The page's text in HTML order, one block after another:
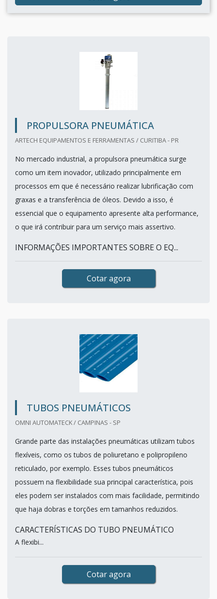
PROPULSORA PNEUMÁTICA
ARTECH EQUIPAMENTOS E FERRAMENTAS / CURITIBA - PR
No mercado industrial, a propulsora pneumática surge
como um item inovador, utilizado principalmente em
processos em que é necessário realizar lubrificação com
graxas e a transferência de óleos. Devido a isso, é
essencial que o equipamento apresente alta performance,
o que irá contribuir para um serviço mais assertivo.
INFORMAÇÕES IMPORTANTES SOBRE O EQ...
Cotar agora
TUBOS PNEUMÁTICOS
OMNI AUTOMATECK / CAMPINAS - SP
Grande parte das instalações pneumáticas utilizam tubos
flexíveis, como os tubos de poliuretano e polipropileno
reticulado, por exemplo. Esses tubos pneumáticos
possuem na flexibilidade sua principal característica, pois
eles podem ser instalados com mais facilidade, permitindo
que haja dobras e torções em tamanhos reduzidos.
CARACTERÍSTICAS DO TUBO PNEUMÁTICO
A flexibi...
Cotar agora